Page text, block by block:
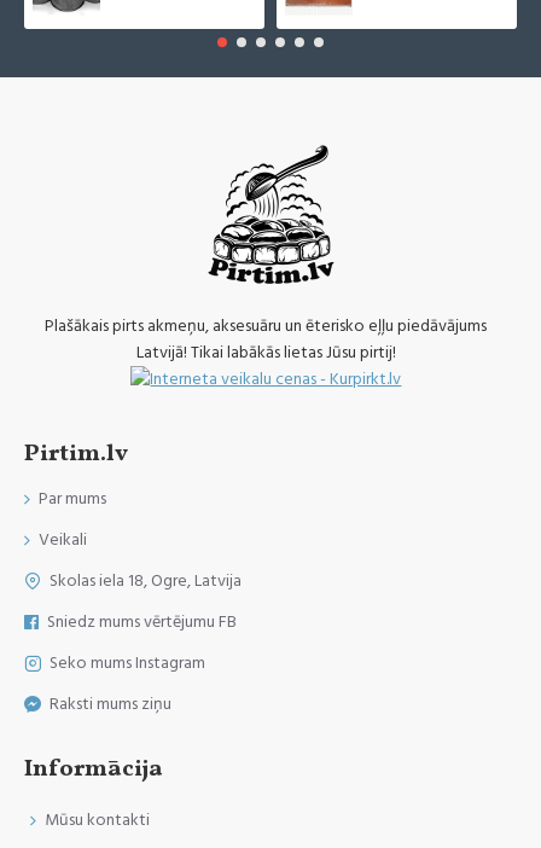
Plašākais pirts akmeņu, aksesuāru un ēterisko eļļu piedāvājums
Latvijā! Tikai labākās lietas Jūsu pirtij!
Pirtim.lv
Par mums
Veikali
Skolas iela 18, Ogre, Latvija
Sniedz mums vērtējumu FB
Seko mums Instagram
Raksti mums ziņu
Informācija
Mūsu kontakti